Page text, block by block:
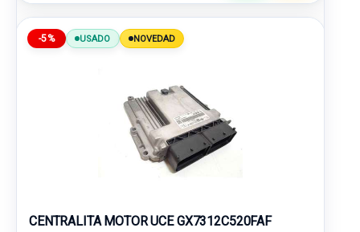
-5% USADO NOVEDAD
CENTRALITA MOTOR UCE GX7312C520FAF